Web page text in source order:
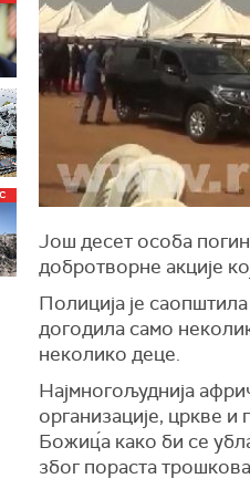
Још десет особа
добротворне акције
Полиција је
догодила само
неколико деце.
Најмногољуднија
организације, цркве и
Божиц́а како би се
због пораста